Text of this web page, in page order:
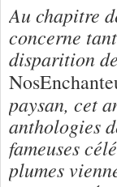
Au chapitre
concerne
disparition de
paysan, cet
anthologies
fameuses
plumes